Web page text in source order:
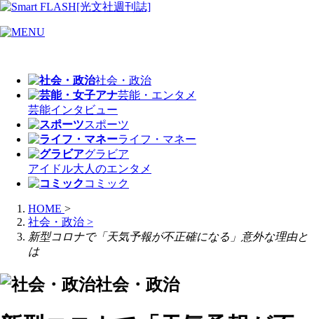
社会・政治
芸能・エンタメ
芸能インタビュー
スポーツ
ライフ・マネー
グラビア
アイドル大人のエンタメ
コミック
HOME >
社会・政治 >
新型コロナで「天気予報が不正確になる」意外な理由と
は
社会・政治